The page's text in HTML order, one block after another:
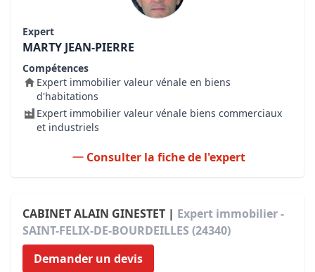
Expert
MARTY JEAN-PIERRE
Compétences
Expert immobilier valeur vénale en biens
d'habitations
Expert immobilier valeur vénale biens commerciaux
et industriels
Consulter la fiche de l'expert
CABINET ALAIN GINESTET | Expert immobilier -
SAINT-FELIX-DE-BOURDEILLES (24340)
Demander un devis